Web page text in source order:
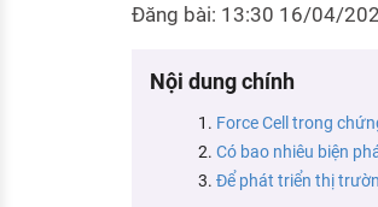
Hồ sơ biểu mẫu
Chính sách lao động
KHÁM PHÁ NGHỀ NGHIỆP
Đăng bài: 13:30 16/04/
Nội dung chính
Force Cell trong
Có bao nhiêu biện
Để phát triển thị